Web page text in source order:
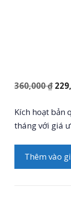
360,000₫ Giá
là:
Kích hoạt bản
tháng với giá
Thêm vào